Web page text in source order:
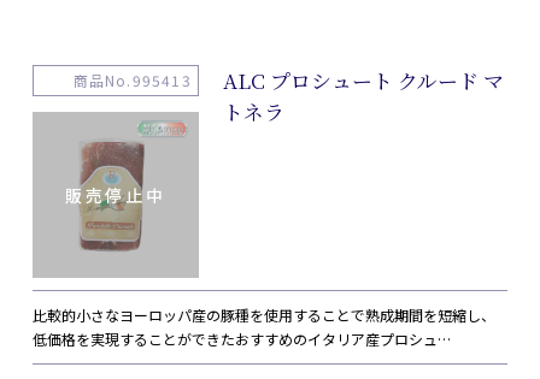
商品No.995413
ALC プロシュート クルード マ
トネラ
比較的小さなヨーロッパ産の豚種を使用することで熟成期間を短縮し、
低価格を実現することができたおすすめのイタリア産プロシュ…